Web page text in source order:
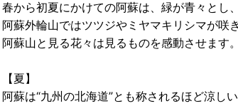
春から初夏にかけての阿蘇は、緑が青々とし
阿蘇外輪山ではツツジやミヤマキリシマが咲
阿蘇山と見る花々は見るものを感動させます
【夏】
阿蘇は“九州の北海道”とも称されるほど涼し